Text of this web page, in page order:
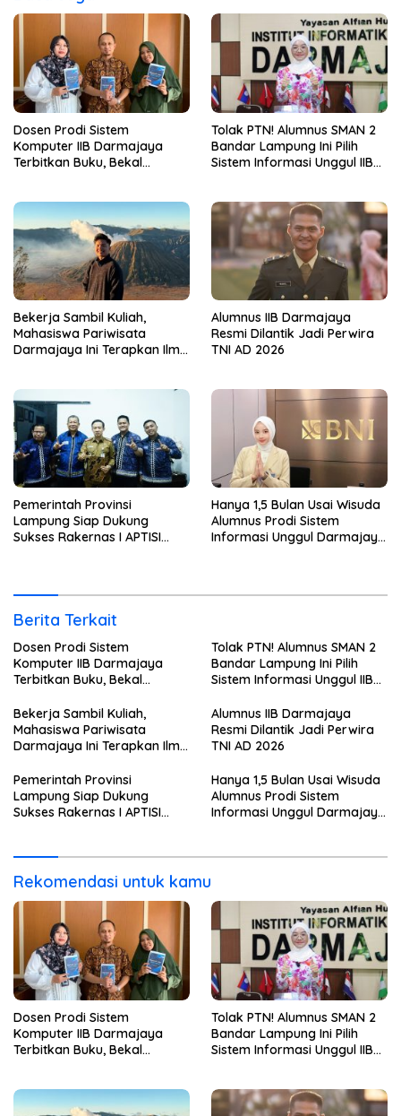
Dosen Prodi Sistem
Komputer IIB Darmajaya
Terbitkan Buku, Bekal
Tolak PTN! Alumnus SMAN 2
Bandar Lampung Ini Pilih
Sistem Informasi Unggul IIB
Bekerja Sambil Kuliah,
Mahasiswa Pariwisata
Darmajaya Ini Terapkan Ilmu
Alumnus IIB Darmajaya
Resmi Dilantik Jadi Perwira
TNI AD 2026
Pemerintah Provinsi
Lampung Siap Dukung
Sukses Rakernas I APTISI
Hanya 1,5 Bulan Usai Wisuda
Alumnus Prodi Sistem
Informasi Unggul Darmajaya
Berita Terkait
Dosen Prodi Sistem
Komputer IIB Darmajaya
Terbitkan Buku, Bekal
Sensor dan Aktuator
Tolak PTN! Alumnus SMAN 2
Bandar Lampung Ini Pilih
Sistem Informasi Unggul IIB
Haru
Bekerja Sambil Kuliah,
Mahasiswa Pariwisata
Darmajaya Ini Terapkan Ilmu
Alumnus IIB Darmajaya
Resmi Dilantik Jadi Perwira
TNI AD 2026
Pemerintah Provinsi
Lampung Siap Dukung
Sukses Rakernas I APTISI
Hanya 1,5 Bulan Usai Wisuda
Alumnus Prodi Sistem
Informasi Unggul Darmajaya
Rekomendasi untuk kamu
Dosen Prodi Sistem
Komputer IIB Darmajaya
Terbitkan Buku, Bekal
Tolak PTN! Alumnus SMAN 2
Bandar Lampung Ini Pilih
Sistem Informasi Unggul IIB